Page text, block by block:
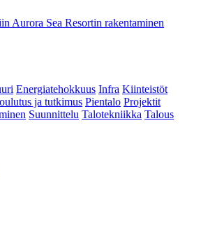
Aurora Sea Resortin rakentaminen
Energiatehokkuus Infra Kiinteistöt
ja tutkimus Pientalo Projektit
Suunnittelu Talotekniikka Talous